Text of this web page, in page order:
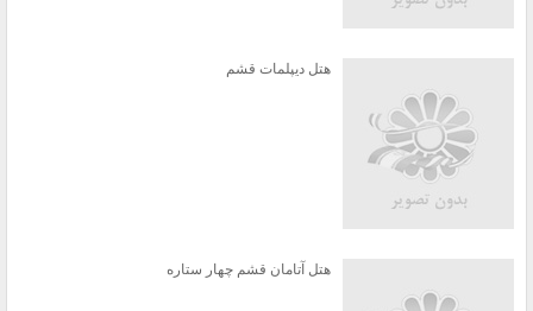
هتل دیپلمات قشم
هتل آتامان قشم چهار ستاره